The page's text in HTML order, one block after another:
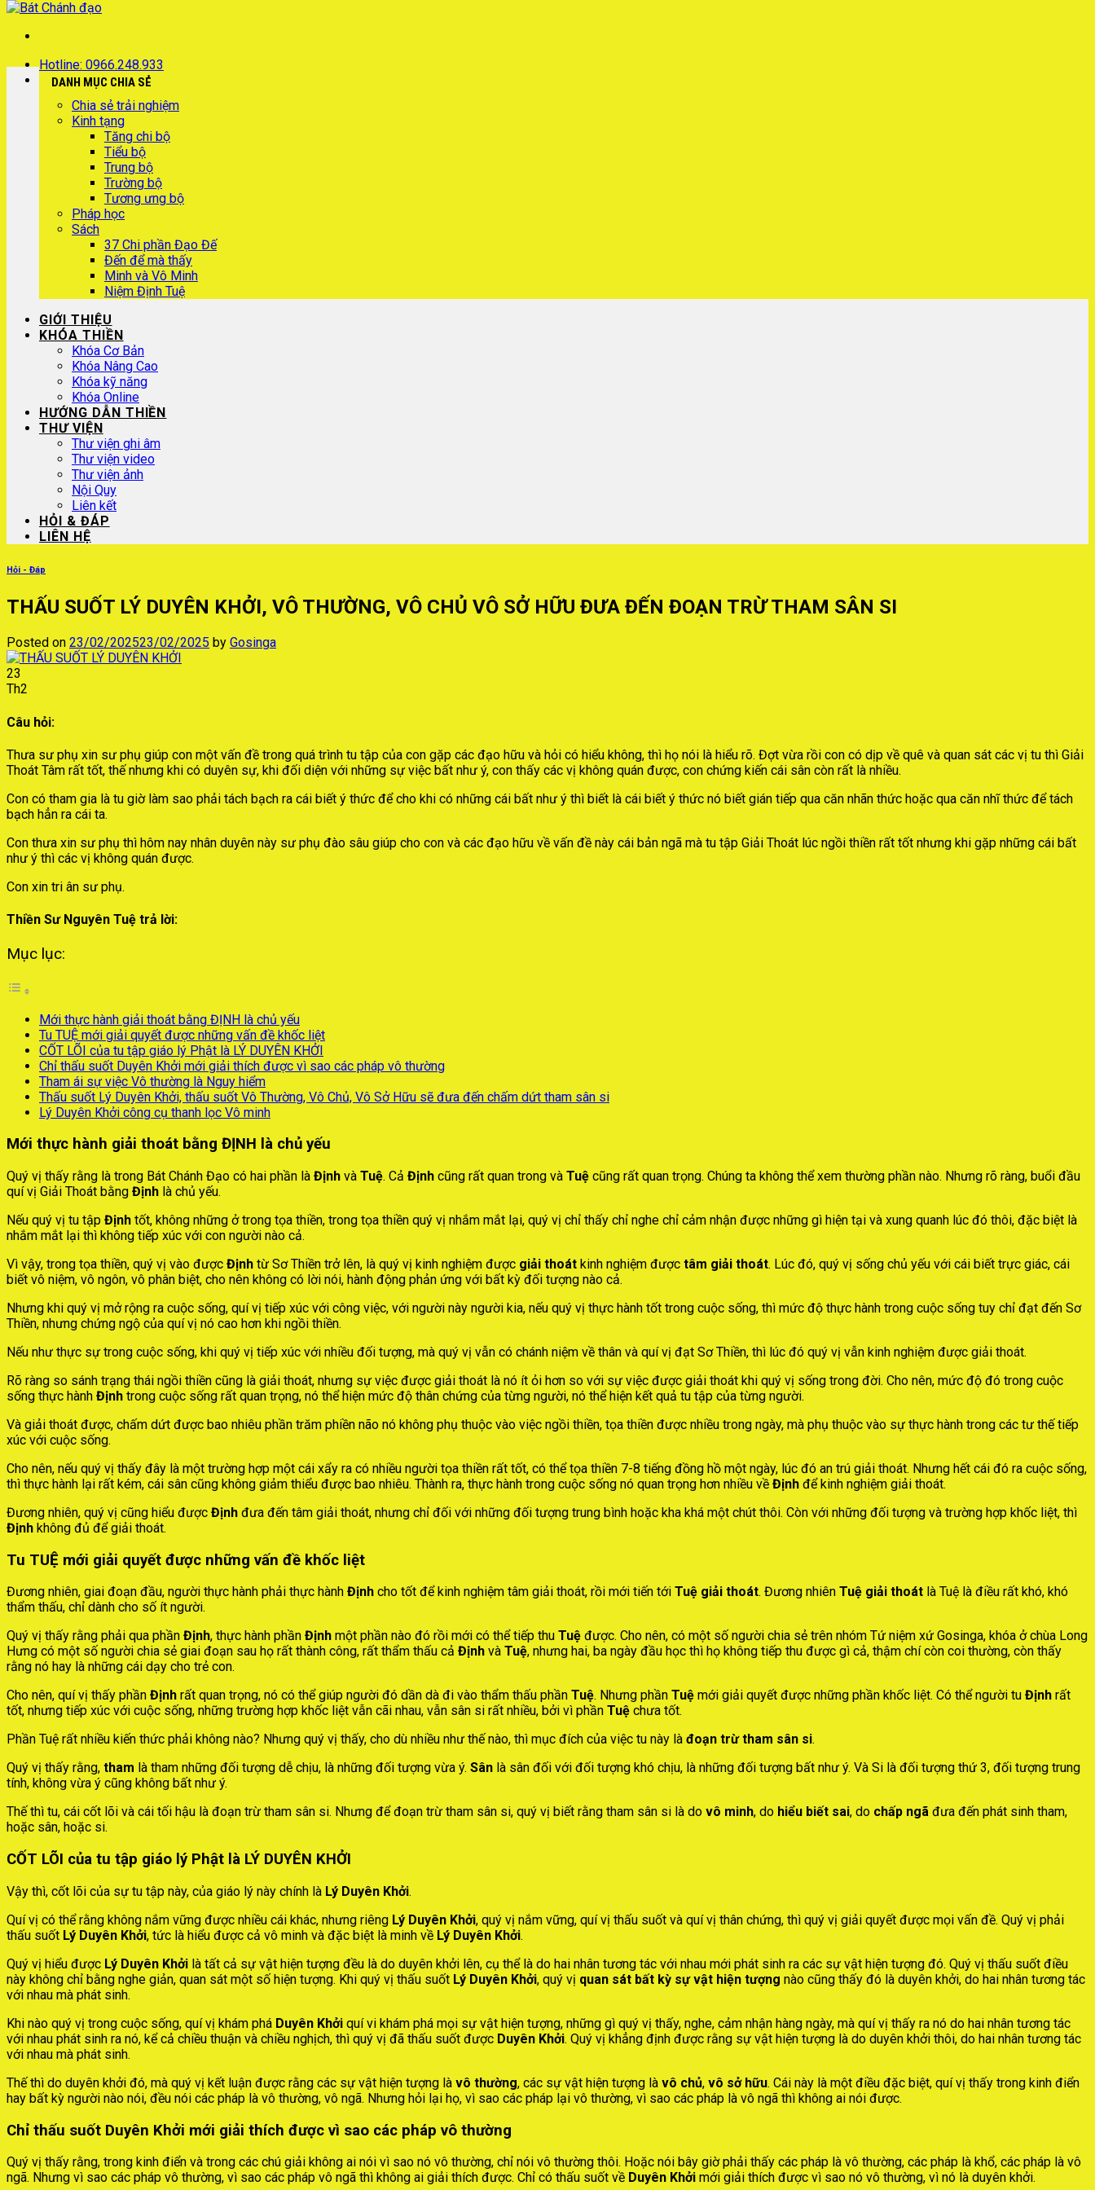
Hotline: 0966.248.933
DANH MỤC CHIA SẺ
Chia sẻ trải nghiệm
Kinh tạng
Tăng chi bộ
Tiểu bộ
Trung bộ
Trường bộ
Tương ưng bộ
Pháp học
Sách
37 Chi phần Đạo Đế
Đến để mà thấy
Minh và Vô Minh
Niệm Định Tuệ
GIỚI THIỆU
KHÓA THIỀN
Khóa Cơ Bản
Khóa Nâng Cao
Khóa kỹ năng
Khóa Online
HƯỚNG DẪN THIỀN
THƯ VIỆN
Thư viện ghi âm
Thư viện video
Thư viện ảnh
Nội Quy
Liên kết
HỎI & ĐÁP
LIÊN HỆ
Hỏi - Đáp
THẤU SUỐT LÝ DUYÊN KHỞI, VÔ THƯỜNG, VÔ CHỦ VÔ SỞ HỮU ĐƯA ĐẾN ĐOẠN TRỪ THAM SÂN SI
Posted on 23/02/202523/02/2025 by Gosinga
23
Th2
Câu hỏi:
Thưa sư phụ xin sư phụ giúp con một vấn đề trong quá trình tu tập của con gặp các đạo hữu và hỏi có hiểu không, thì họ nói là hiểu rõ. Đợt vừa rồi con có dịp về quê và quan sát các vị tu thì Giải
Thoát Tâm rất tốt, thế nhưng khi có duyên sự, khi đối diện với những sự việc bất như ý, con thấy các vị không quán được, con chứng kiến cái sân còn rất là nhiều.
Con có tham gia là tu giờ làm sao phải tách bạch ra cái biết ý thức để cho khi có những cái bất như ý thì biết là cái biết ý thức nó biết gián tiếp qua căn nhãn thức hoặc qua căn nhĩ thức để tách
bạch hẳn ra cái ta.
Con thưa xin sư phụ thì hôm nay nhân duyên này sư phụ đào sâu giúp cho con và các đạo hữu về vấn đề này cái bản ngã mà tu tập Giải Thoát lúc ngồi thiền rất tốt nhưng khi gặp những cái bất
như ý thì các vị không quán được.
Con xin tri ân sư phụ.
Thiền Sư Nguyên Tuệ trả lời:
Mục lục:
Mới thực hành giải thoát bằng ĐỊNH là chủ yếu
Tu TUỆ mới giải quyết được những vấn đề khốc liệt
CỐT LÕI của tu tập giáo lý Phật là LÝ DUYÊN KHỞI
Chỉ thấu suốt Duyên Khởi mới giải thích được vì sao các pháp vô thường
Tham ái sự việc Vô thường là Nguy hiểm
Thấu suốt Lý Duyên Khởi, thấu suốt Vô Thường, Vô Chủ, Vô Sở Hữu sẽ đưa đến chấm dứt tham sân si
Lý Duyên Khởi công cụ thanh lọc Vô minh
Mới thực hành giải thoát bằng ĐỊNH là chủ yếu
Quý vị thấy rằng là trong Bát Chánh Đạo có hai phần là Định và Tuệ. Cả Định cũng rất quan trong và Tuệ cũng rất quan trọng. Chúng ta không thể xem thường phần nào. Nhưng rõ ràng, buổi đầu
quí vị Giải Thoát bằng Định là chủ yếu.
Nếu quý vị tu tập Định tốt, không những ở trong tọa thiền, trong tọa thiền quý vị nhắm mắt lại, quý vị chỉ thấy chỉ nghe chỉ cảm nhận được những gì hiện tại và xung quanh lúc đó thôi, đặc biệt là
nhắm mắt lại thì không tiếp xúc với con người nào cả.
Vì vậy, trong tọa thiền, quý vị vào được Định từ Sơ Thiền trở lên, là quý vị kinh nghiệm được giải thoát kinh nghiệm được tâm giải thoát. Lúc đó, quý vị sống chủ yếu với cái biết trực giác, cái
biết vô niệm, vô ngôn, vô phân biệt, cho nên không có lời nói, hành động phản ứng với bất kỳ đối tượng nào cả.
Nhưng khi quý vị mở rộng ra cuộc sống, quí vị tiếp xúc với công việc, với người này người kia, nếu quý vị thực hành tốt trong cuộc sống, thì mức độ thực hành trong cuộc sống tuy chỉ đạt đến Sơ
Thiền, nhưng chứng ngộ của quí vị nó cao hơn khi ngồi thiền.
Nếu như thực sự trong cuộc sống, khi quý vị tiếp xúc với nhiều đối tượng, mà quý vị vẫn có chánh niệm về thân và quí vị đạt Sơ Thiền, thì lúc đó quý vị vẫn kinh nghiệm được giải thoát.
Rõ ràng so sánh trạng thái ngồi thiền cũng là giải thoát, nhưng sự việc được giải thoát là nó ít ỏi hơn so với sự việc được giải thoát khi quý vị sống trong đời. Cho nên, mức độ đó trong cuộc
sống thực hành Định trong cuộc sống rất quan trọng, nó thể hiện mức độ thân chứng của từng người, nó thể hiện kết quả tu tập của từng người.
Và giải thoát được, chấm dứt được bao nhiêu phần trăm phiền não nó không phụ thuộc vào việc ngồi thiền, tọa thiền được nhiều trong ngày, mà phụ thuộc vào sự thực hành trong các tư thế tiếp
xúc với cuộc sống.
Cho nên, nếu quý vị thấy đây là một trường hợp một cái xẩy ra có nhiều người tọa thiền rất tốt, có thể tọa thiền 7-8 tiếng đồng hồ một ngày, lúc đó an trú giải thoát. Nhưng hết cái đó ra cuộc sống,
thì thực hành lại rất kém, cái sân cũng không giảm thiểu được bao nhiêu. Thành ra, thực hành trong cuộc sống nó quan trọng hơn nhiều về Định để kinh nghiệm giải thoát.
Đương nhiên, quý vị cũng hiểu được Định đưa đến tâm giải thoát, nhưng chỉ đối với những đối tượng trung bình hoặc kha khá một chút thôi. Còn với những đối tượng và trường hợp khốc liệt, thì
Định không đủ để giải thoát.
Tu TUỆ mới giải quyết được những vấn đề khốc liệt
Đương nhiên, giai đoạn đầu, người thực hành phải thực hành Định cho tốt để kinh nghiệm tâm giải thoát, rồi mới tiến tới Tuệ giải thoát. Đương nhiên Tuệ giải thoát là Tuệ là điều rất khó, khó
thẩm thấu, chỉ dành cho số ít người.
Quý vị thấy rằng phải qua phần Định, thực hành phần Định một phần nào đó rồi mới có thể tiếp thu Tuệ được. Cho nên, có một số người chia sẻ trên nhóm Tứ niệm xứ Gosinga, khóa ở chùa Long
Hưng có một số người chia sẻ giai đoạn sau họ rất thành công, rất thẩm thấu cả Định và Tuệ, nhưng hai, ba ngày đầu học thì họ không tiếp thu được gì cả, thậm chí còn coi thường, còn thấy
rằng nó hay là những cái dạy cho trẻ con.
Cho nên, quí vị thấy phần Định rất quan trọng, nó có thể giúp người đó dần dà đi vào thẩm thấu phần Tuệ. Nhưng phần Tuệ mới giải quyết được những phần khốc liệt. Có thể người tu Định rất
tốt, nhưng tiếp xúc với cuộc sống, những trường hợp khốc liệt vẫn cãi nhau, vẫn sân si rất nhiều, bởi vì phần Tuệ chưa tốt.
Phần Tuệ rất nhiều kiến thức phải không nào? Nhưng quý vị thấy, cho dù nhiều như thế nào, thì mục đích của việc tu này là đoạn trừ tham sân si.
Quý vị thấy rằng, tham là tham những đối tượng dễ chịu, là những đối tượng vừa ý. Sân là sân đối với đối tượng khó chịu, là những đối tượng bất như ý. Và Si là đối tượng thứ 3, đối tượng trung
tính, không vừa ý cũng không bất như ý.
Thế thì tu, cái cốt lõi và cái tối hậu là đoạn trừ tham sân si. Nhưng để đoạn trừ tham sân si, quý vị biết rằng tham sân si là do vô minh, do hiểu biết sai, do chấp ngã đưa đến phát sinh tham,
hoặc sân, hoặc si.
CỐT LÕI của tu tập giáo lý Phật là LÝ DUYÊN KHỞI
Vậy thì, cốt lõi của sự tu tập này, của giáo lý này chính là Lý Duyên Khởi.
Quí vị có thể rằng không nắm vững được nhiều cái khác, nhưng riêng Lý Duyên Khởi, quý vị nắm vững, quí vị thấu suốt và quí vị thân chứng, thì quý vị giải quyết được mọi vấn đề. Quý vị phải
thấu suốt Lý Duyên Khởi, tức là hiểu được cả vô minh và đặc biệt là minh về Lý Duyên Khởi.
Quý vị hiểu được Lý Duyên Khởi là tất cả sự vật hiện tượng đều là do duyên khởi lên, cụ thể là do hai nhân tương tác với nhau mới phát sinh ra các sự vật hiện tượng đó. Quý vị thấu suốt điều
này không chỉ bằng nghe giản, quan sát một số hiện tượng. Khi quý vị thấu suốt Lý Duyên Khởi, quý vị quan sát bất kỳ sự vật hiện tượng nào cũng thấy đó là duyên khởi, do hai nhân tương tác
với nhau mà phát sinh.
Khi nào quý vị trong cuộc sống, quí vị khám phá Duyên Khởi quí vi khám phá mọi sự vật hiện tượng, những gì quý vị thấy, nghe, cảm nhận hàng ngày, mà quí vị thấy ra nó do hai nhân tương tác
với nhau phát sinh ra nó, kể cả chiều thuận và chiều nghịch, thì quý vị đã thấu suốt được Duyên Khởi. Quý vị khẳng định được rằng sự vật hiện tượng là do duyên khởi thôi, do hai nhân tương tác
với nhau mà phát sinh.
Thế thì do duyên khởi đó, mà quý vị kết luận được rằng các sự vật hiện tượng là vô thường, các sự vật hiện tượng là vô chủ, vô sở hữu. Cái này là một điều đặc biệt, quí vị thấy trong kinh điển
hay bất kỳ người nào nói, đều nói các pháp là vô thường, vô ngã. Nhưng hỏi lại họ, vì sao các pháp lại vô thường, vì sao các pháp là vô ngã thì không ai nói được.
Chỉ thấu suốt Duyên Khởi mới giải thích được vì sao các pháp vô thường
Quý vị thấy rằng, trong kinh điển và trong các chú giải không ai nói vì sao nó vô thường, chỉ nói vô thường thôi. Hoặc nói bây giờ phải thấy các pháp là vô thường, các pháp là khổ, các pháp là vô
ngã. Nhưng vì sao các pháp vô thường, vì sao các pháp vô ngã thì không ai giải thích được. Chỉ có thấu suốt về Duyên Khởi mới giải thích được vì sao nó vô thường, vì nó là duyên khởi.